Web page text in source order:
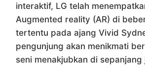
interaktif, LG telah
Augmented reality (AR) di
tertentu pada ajang Vivid
pengunjung akan menikmati
seni menakjubkan di